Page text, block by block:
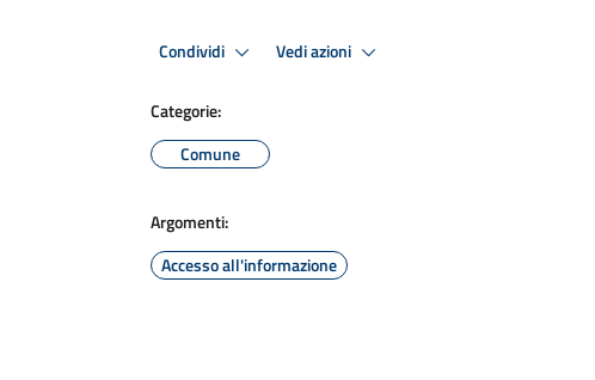
Condividi Vedi azioni
Categorie:
Comune
Argomenti:
Accesso all'informazione